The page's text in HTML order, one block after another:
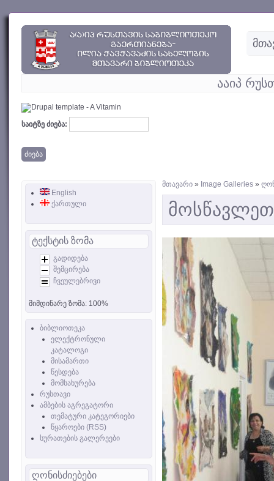
ააიპ
საიტზე ძიება:
English
ქართული
ტექსტის ზომა
გადიდება
შემცირება
ჩვეულებრივი
მიმდინარე ზომა: 100%
ბიბლიოთეკა
ელექტრონული
კატალოგი
მისამართი
წესდება
მომსახურება
რუსთავი
ამბების აგრეგატორი
თემატური კატეგორიები
წყაროები (RSS)
სურათების გალერეები
ღონისძიებები
მთავარი » Image Galleries »